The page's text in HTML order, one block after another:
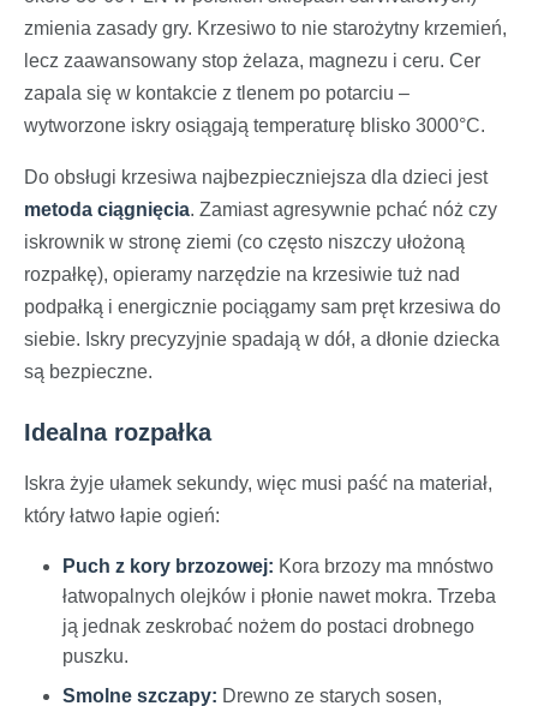
zmienia zasady gry. Krzesiwo to nie starożytny krzemień,
lecz zaawansowany stop żelaza, magnezu i ceru. Cer
zapala się w kontakcie z tlenem po potarciu –
wytworzone iskry osiągają temperaturę blisko 3000°C.
Do obsługi krzesiwa najbezpieczniejsza dla dzieci jest
metoda ciągnięcia. Zamiast agresywnie pchać nóż czy
iskrownik w stronę ziemi (co często niszczy ułożoną
rozpałkę), opieramy narzędzie na krzesiwie tuż nad
podpałką i energicznie pociągamy sam pręt krzesiwa do
siebie. Iskry precyzyjnie spadają w dół, a dłonie dziecka
są bezpieczne.
Idealna rozpałka
Iskra żyje ułamek sekundy, więc musi paść na materiał,
który łatwo łapie ogień:
Puch z kory brzozowej: Kora brzozy ma mnóstwo
łatwopalnych olejków i płonie nawet mokra. Trzeba
ją jednak zeskrobać nożem do postaci drobnego
puszku.
Smolne szczapy: Drewno ze starych sosen,